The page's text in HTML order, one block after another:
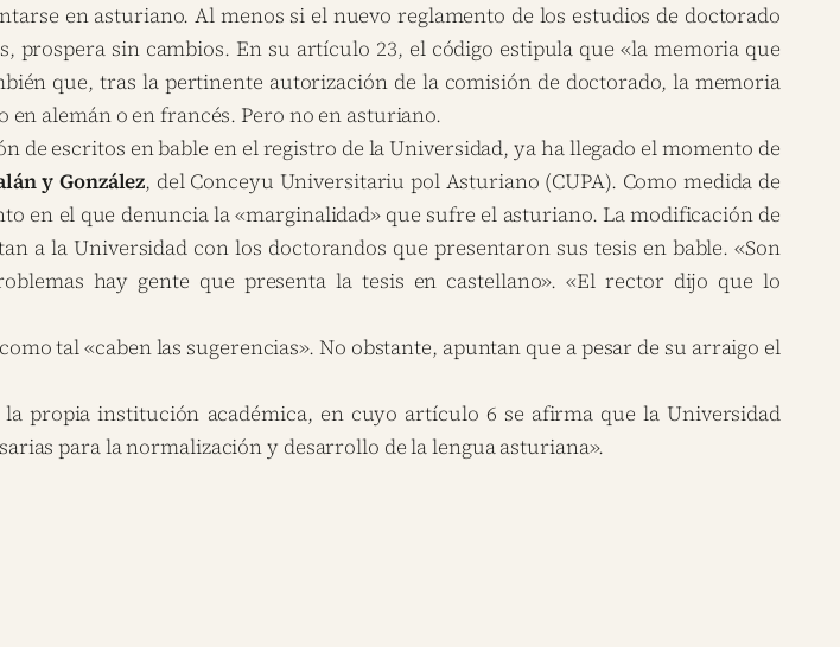
en asturiano. Al menos si el nuevo reglamento de los estudios de doctorado
prospera sin cambios. En su artículo 23, el código estipula que «la memoria que
que, tras la pertinente autorización de la comisión de doctorado, la memoria
alemán o en francés. Pero no en asturiano.
escritos en bable en el registro de la Universidad, ya ha llegado el momento de
y González, del Conceyu Universitariu pol Asturiano (CUPA). Como medida de
en el que denuncia la «marginalidad» que sufre el asturiano. La modificación de
a la Universidad con los doctorandos que presentaron sus tesis en bable. «Son
hay gente que presenta la tesis en castellano». «El rector dijo que lo
tal «caben las sugerencias». No obstante, apuntan que a pesar de su arraigo el
propia institución académica, en cuyo artículo 6 se afirma que la Universidad
para la normalización y desarrollo de la lengua asturiana».